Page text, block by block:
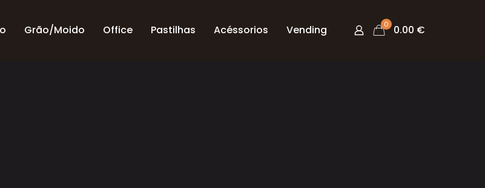
Grão/Moido Office Pastilhas Acéssorios Vending 0 0.00 €